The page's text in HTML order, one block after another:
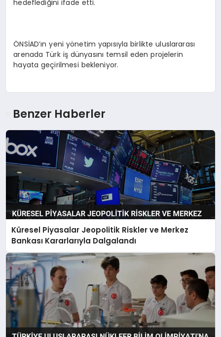
hedeflediğini ifade etti.
ÖNSİAD’ın yeni yönetim yapısıyla birlikte uluslararası
arenada Türk iş dünyasını temsil eden projelerin
hayata geçirilmesi bekleniyor.
Benzer Haberler
Küresel Piyasalar Jeopolitik Riskler ve Merkez
Bankası Kararlarıyla Dalgalandı